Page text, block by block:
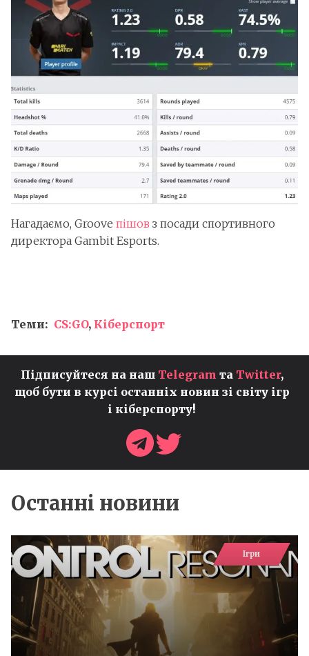
Нагадаємо, Groove пішов з посади спортивного
директора Gambit Esports.
Теми: CS:GO, Кіберспорт
Підписуйтеся на наш Telegram та Twitter,
щоб бути в курсі останніх новин зі світу ігр
і кіберспорту!
Останні новини
Ігри